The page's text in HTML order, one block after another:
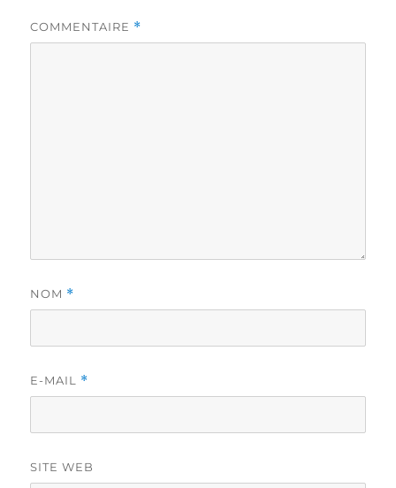
COMMENTAIRE *
NOM *
E-MAIL *
SITE WEB